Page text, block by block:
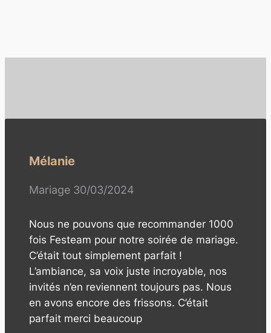
Pierre, DRH
Événement d'Entreprise
Festeam a organisé notre soirée
d'entreprise annuelle et le résultat a
dépassé toutes nos attentes. L'événement
était impeccablement planifié, avec des
animations qui ont renforcé l'esprit d'équipe
et laissé à tous un souvenir mémorable. Un
vrai partenaire pour nos événements futurs